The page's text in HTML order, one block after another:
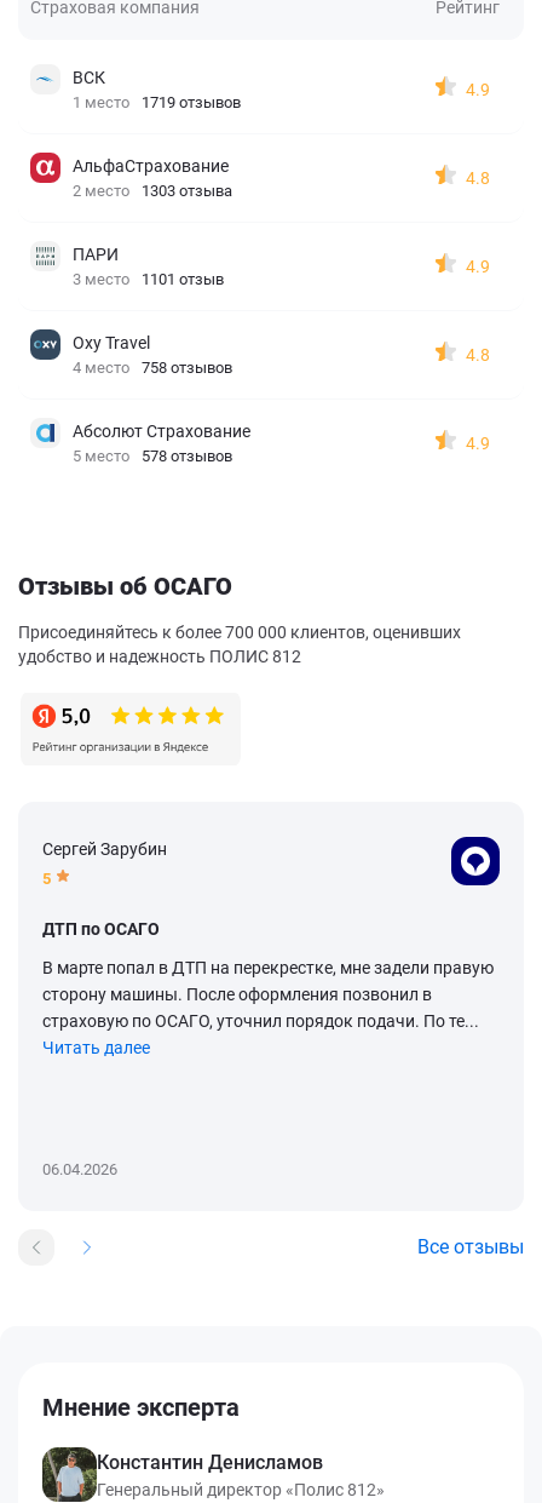
Страховая компания Рейтинг
ВСК
1 место 1719 отзывов
4.9
АльфаСтрахование
2 место 1303 отзыва
4.8
ПАРИ
3 место 1101 отзыв
4.9
Oxy Travel
4 место 758 отзывов
4.8
Абсолют Страхование
5 место 578 отзывов
4.9
Отзывы об ОСАГО
Присоединяйтесь к более 700 000 клиентов, оценивших
удобство и надежность ПОЛИС 812
Сергей Зарубин
5
ДТП по ОСАГО
В марте попал в ДТП на перекрестке, мне задели правую
сторону машины. После оформления позвонил в
страховую по ОСАГО, уточнил порядок подачи. По те...
Читать далее
06.04.2026
Все отзывы
Мнение эксперта
Константин Денисламов
Генеральный директор «Полис 812»